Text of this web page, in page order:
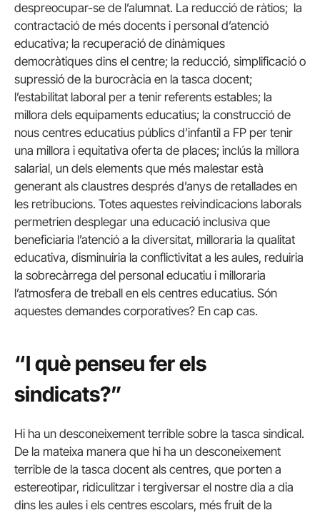
despreocupar-se de l’alumnat. La reducció de ràtios; la
contractació de més docents i personal d’atenció
educativa; la recuperació de dinàmiques
democràtiques dins el centre; la reducció, simplificació o
supressió de la burocràcia en la tasca docent;
l’estabilitat laboral per a tenir referents estables; la
millora dels equipaments educatius; la construcció de
nous centres educatius públics d’infantil a FP per tenir
una millora i equitativa oferta de places; inclús la millora
salarial, un dels elements que més malestar està
generant als claustres després d’anys de retallades en
les retribucions. Totes aquestes reivindicacions laborals
permetrien desplegar una educació inclusiva que
beneficiaria l’atenció a la diversitat, milloraria la qualitat
educativa, disminuiria la conflictivitat a les aules, reduiria
la sobrecàrrega del personal educatiu i milloraria
l’atmosfera de treball en els centres educatius. Són
aquestes demandes corporatives? En cap cas.
“I què penseu fer els
sindicats?”
Hi ha un desconeixement terrible sobre la tasca sindical.
De la mateixa manera que hi ha un desconeixement
terrible de la tasca docent als centres, que porten a
estereotipar, ridiculitzar i tergiversar el nostre dia a dia
dins les aules i els centres escolars, més fruit de la